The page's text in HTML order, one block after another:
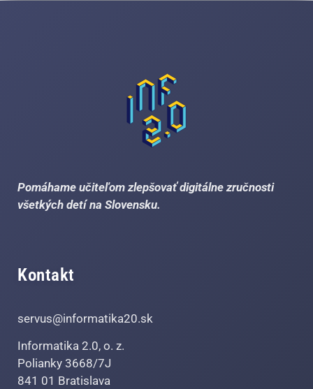
Pomáhame učiteľom zlepšovať digitálne zručnosti
všetkých detí na Slovensku.
Kontakt
servus@informatika20.sk
Informatika 2.0, o. z.
Polianky 3668/7J
841 01 Bratislava